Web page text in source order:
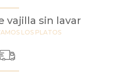
vajilla sin lavar
LOS PLATOS